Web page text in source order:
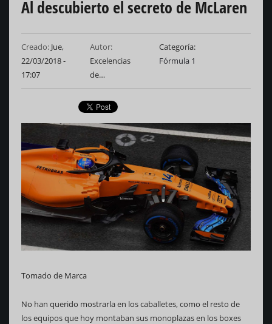
Al descubierto el secreto de McLaren
Creado: Jue,
22/03/2018 -
17:07
Autor:
Excelencias
de…
Categoría
Fórmula 1
Tomado de Marca
No han querido mostrarla en los caballetes, como el resto de
los equipos que hoy montaban sus monoplazas en los boxes